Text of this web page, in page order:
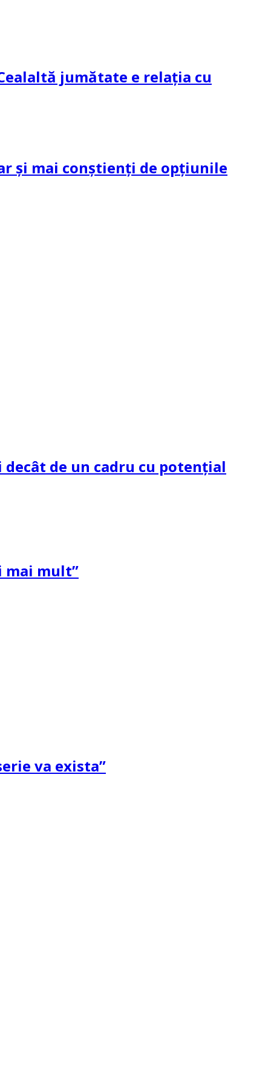
jumătate e relația cu
și mai conștienți de opțiunile
de un cadru cu potenţial
mai mult”
va exista”